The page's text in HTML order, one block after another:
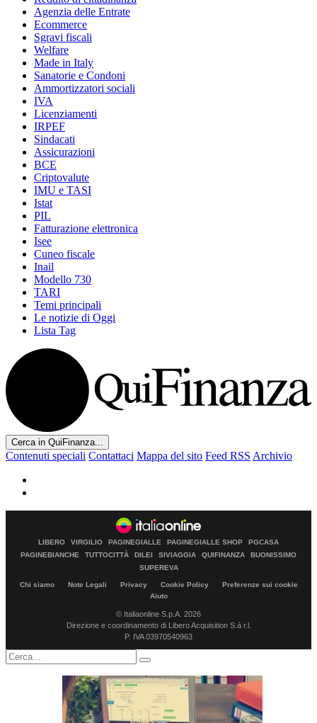
Agenzia delle Entrate
Ecommerce
Sgravi fiscali
Welfare
Made in Italy
Sanatorie e Condoni
Ammortizzatori sociali
IVA
Licenziamenti
IRPEF
Sindacati
Assicurazioni
BCE
Criptovalute
IMU e TASI
Istat
PIL
Fatturazione elettronica
Isee
Cuneo fiscale
Inail
Modello 730
TARI
Temi principali
Le notizie di Oggi
Lista Tag
Cerca in QuiFinanza...
Contenuti speciali Contattaci Mappa del sito Feed RSS Archivio
LIBERO VIRGILIO PAGINEGIALLE PAGINEGIALLE SHOP
PGCASA
PAGINEBIANCHE
TUTTOCITTÀ DILEI SIVIAGGIA QUIFINANZA
BUONISSIMO
SUPEREVA
Chi siamo Note Legali Privacy Cookie Policy
Preferenze sui cookie
Aiuto
© Italiaonline S.p.A. 2026
Direzione e coordinamento di Libero Acquisition S.á r.l.
P. IVA 03970540963